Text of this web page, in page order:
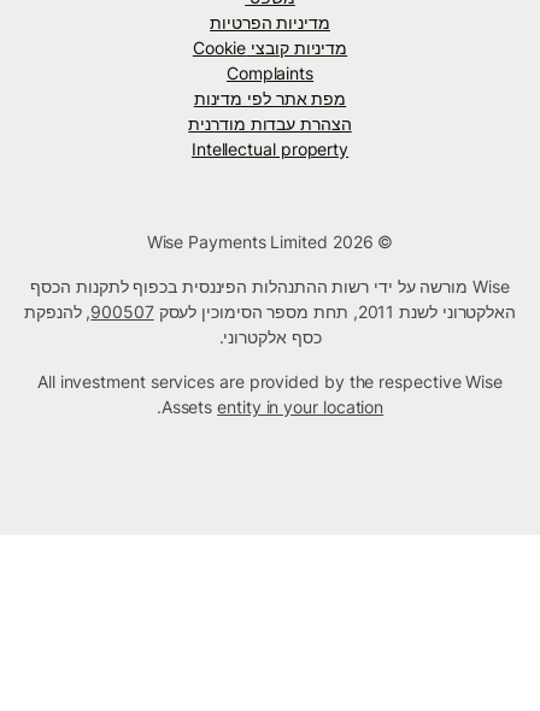
מדיניות הפרטיות
מדיניות קובצי Cookie
Complaints
מפת אתר לפי מדינות
הצהרת עבדות מודרנית
Intellectual property
Wise מורשה על ידי רשות ההתנהלות הפיננסית בכפוף לתקנות הכסף
האלקטרוני לשנת 2011, תחת מספר הסימוכין לעסק
900507, להנפקת
כסף אלקטרוני.
All investment services are provided by the respective Wise
Assetsentity in your location
.